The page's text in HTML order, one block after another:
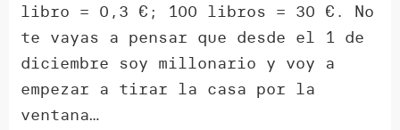
libro = 0,3 €; 100 libros = 30 €. No
te vayas a pensar que desde el 1 de
diciembre soy millonario y voy a
empezar a tirar la casa por la
ventana…